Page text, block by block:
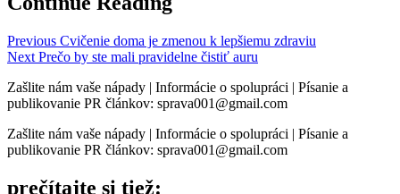
Previous Cvičenie doma je zmenou k lepšiemu zdraviu
Next Prečo by ste mali pravidelne čistiť auru
Zašlite nám vaše nápady | Informácie o spolupráci | Písanie a
publikovanie PR článkov: sprava001@gmail.com
Zašlite nám vaše nápady | Informácie o spolupráci | Písanie a
publikovanie PR článkov: sprava001@gmail.com
prečítajte si tiež: